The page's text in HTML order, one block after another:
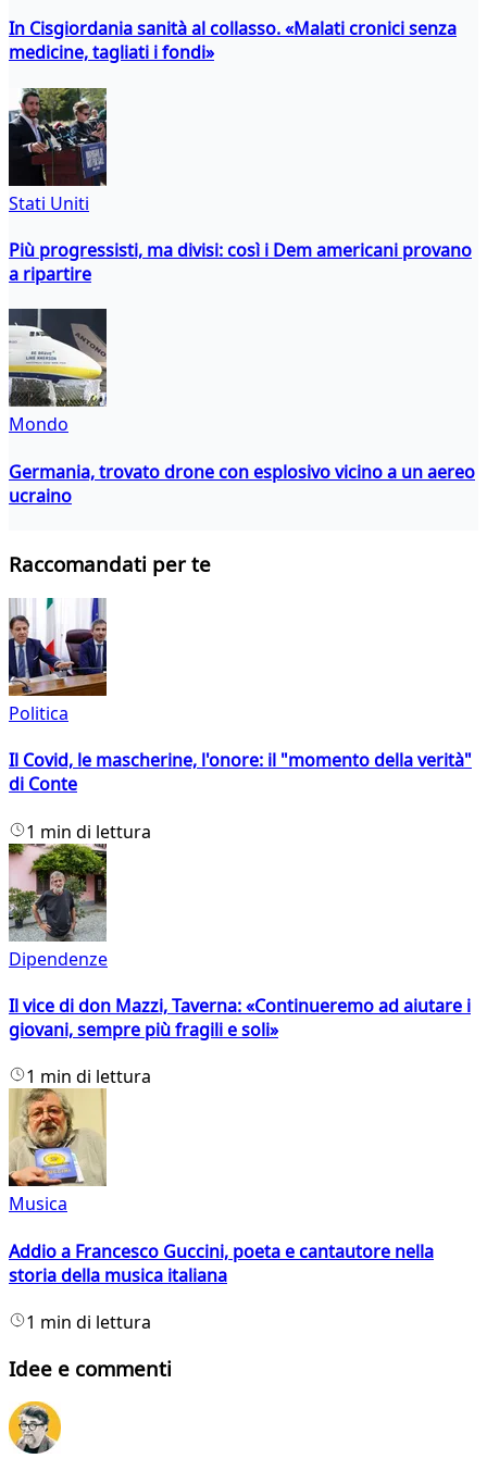
In Cisgiordania sanità al collasso. «Malati cronici senza
medicine, tagliati i fondi»
Stati Uniti
Più progressisti, ma divisi: così i Dem americani provano
a ripartire
Mondo
Germania, trovato drone con esplosivo vicino a un aereo
ucraino
Raccomandati per te
Politica
Il Covid, le mascherine, l'onore: il "momento della verità"
di Conte
1 min di lettura
Dipendenze
Il vice di don Mazzi, Taverna: «Continueremo ad aiutare i
giovani, sempre più fragili e soli»
1 min di lettura
Musica
Addio a Francesco Guccini, poeta e cantautore nella
storia della musica italiana
1 min di lettura
Idee e commenti